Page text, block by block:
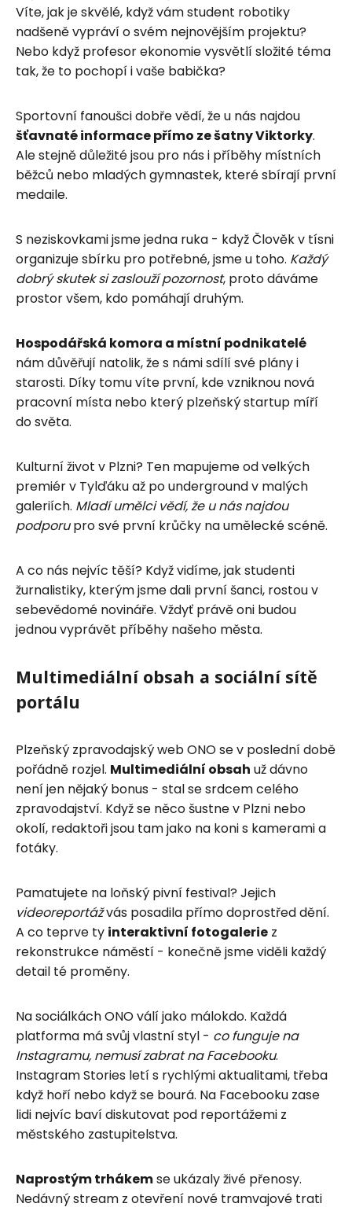
Víte, jak je skvělé, když vám student robotiky
nadšeně vypráví o svém nejnovějším projektu?
Nebo když profesor ekonomie vysvětlí složité téma
tak, že to pochopí i vaše babička?
Sportovní fanoušci dobře vědí, že u nás najdou
šťavnaté informace přímo ze šatny Viktorky.
Ale stejně důležité jsou pro nás i příběhy místních
běžců nebo mladých gymnastek, které sbírají první
medaile.
S neziskovkami jsme jedna ruka - když Člověk v tísni
organizuje sbírku pro potřebné, jsme u toho. Každý
dobrý skutek si zaslouží pozornost, proto dáváme
prostor všem, kdo pomáhají druhým.
Hospodářská komora a místní podnikatelé
nám důvěřují natolik, že s námi sdílí své plány i
starosti. Díky tomu víte první, kde vzniknou nová
pracovní místa nebo který plzeňský startup míří
do světa.
Kulturní život v Plzni? Ten mapujeme od velkých
premiér v Tylďáku až po underground v malých
galeriích. Mladí umělci vědí, že u nás najdou
podporupro své první krůčky na umělecké scéně.
A co nás nejvíc těší? Když vidíme, jak studenti
žurnalistiky, kterým jsme dali první šanci, rostou v
sebevědomé novináře. Vždyť právě oni budou
jednou vyprávět příběhy našeho města.
Multimediální obsah a sociální sítě
portálu
Plzeňský zpravodajský web ONO se v poslední době
pořádně rozjel. Multimediální obsah už dávno
není jen nějaký bonus - stal se srdcem celého
zpravodajství. Když se něco šustne v Plzni nebo
okolí, redaktoři jsou tam jako na koni s kamerami a
fotáky.
Pamatujete na loňský pivní festival? Jejich
videoreportážvás posadila přímo doprostřed dění.
A co teprve ty interaktivní fotogalerie z
rekonstrukce náměstí - konečně jsme viděli každý
detail té proměny.
Na sociálkách ONO válí jako málokdo. Každá
platforma má svůj vlastní styl - co funguje na
Instagramu, nemusí zabrat na Facebooku.
Instagram Stories letí s rychlými aktualitami, třeba
když hoří nebo když se bourá. Na Facebooku zase
lidi nejvíc baví diskutovat pod reportážemi z
městského zastupitelstva.
Naprostým trhákemse ukázaly živé přenosy.
Nedávný stream z otevření nové tramvajové trati